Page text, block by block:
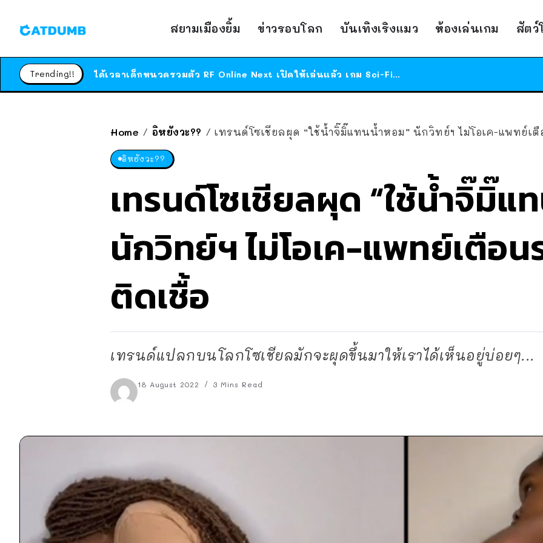
สยามเมืองยิ้ม ข่าวรอบโลก บันเทิงเริงแมว ห้องเล่นเกม สัตว์
Trending!!
ร้านอาหารในนิวยอร์กประกาศปิดตัวลง หลังอยู่มานานกว่า 45 ปี ติดป้ายขอบคุณลูกค้าทุกคน แถมสูตรทำไวท์ซอสให้แบบจัดเต็ม
ได้เวลาเด็กหนวดรวมตัว RF Online Next เปิดให้เล่นแล้ว เกม Sci-Fi MMORPG ระดับตำนาน เล่นได้ทั้งมือถือและ PC
Home / อิหยังวะ?? / เทรนด์โซเชียลผุด “ใช้น้ำจิ๊มิ๊แทนน้ำหอม” นักวิทย์ฯ ไม่โอเค-แพทย์เตื
อิหยังวะ??
เทรนด์โซเชียลผุด “ใช้น้ำจิ๊มิ๊แ
นักวิทย์ฯ ไม่โอเค-แพทย์เตือน
ติดเชื้อ
เทรนด์แปลกบนโลกโซเชียลมักจะผุดขึ้นมาให้เราได้เห็นอยู่บ่อยๆ...
18 August 2022 3 Mins Read